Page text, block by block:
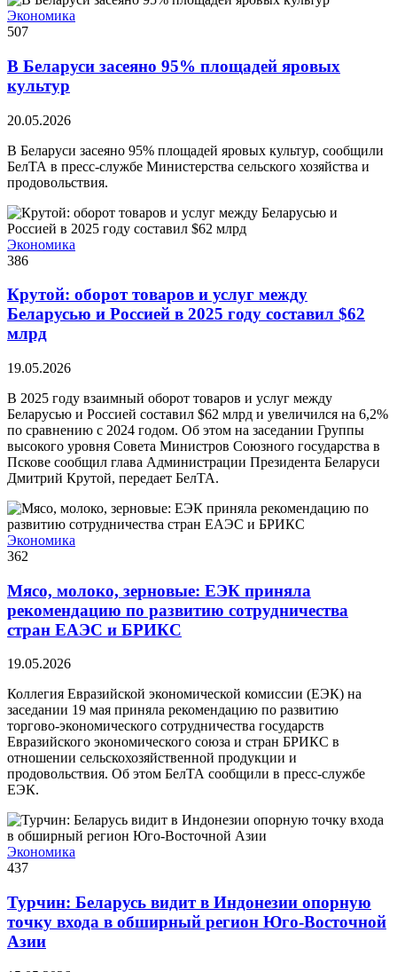
Экономика
507
В Беларуси засеяно 95% площадей яровых
культур
20.05.2026
В Беларуси засеяно 95% площадей яровых культур, сообщили
БелТА в пресс-службе Министерства сельского хозяйства и
продовольствия.
Экономика
386
Крутой: оборот товаров и услуг между
Беларусью и Россией в 2025 году составил $62
млрд
19.05.2026
В 2025 году взаимный оборот товаров и услуг между
Беларусью и Россией составил $62 млрд и увеличился на 6,2%
по сравнению с 2024 годом. Об этом на заседании Группы
высокого уровня Совета Министров Союзного государства в
Пскове сообщил глава Администрации Президента Беларуси
Дмитрий Крутой, передает БелТА.
Экономика
362
Мясо, молоко, зерновые: ЕЭК приняла
рекомендацию по развитию сотрудничества
стран ЕАЭС и БРИКС
19.05.2026
Коллегия Евразийской экономической комиссии (ЕЭК) на
заседании 19 мая приняла рекомендацию по развитию
торгово-экономического сотрудничества государств
Евразийского экономического союза и стран БРИКС в
отношении сельскохозяйственной продукции и
продовольствия. Об этом БелТА сообщили в пресс-службе
ЕЭК.
Экономика
437
Турчин: Беларусь видит в Индонезии опорную
точку входа в обширный регион Юго-Восточной
Азии